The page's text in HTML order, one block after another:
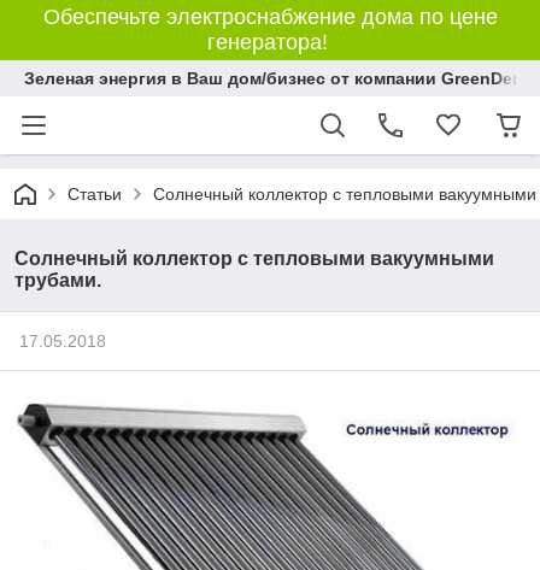
Обеспечьте электроснабжение дома по цене
генератора!
Зеленая энергия в Ваш дом/бизнес от компании GreenDem!
Статьи Солнечный коллектор с тепловыми
Солнечный коллектор с тепловыми вакуумными
трубами.
17.05.2018